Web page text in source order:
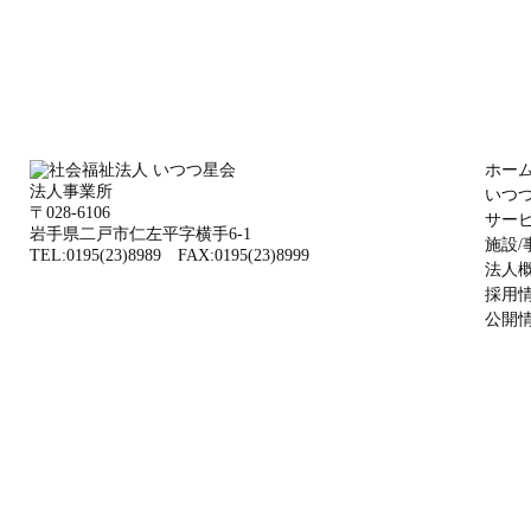
法人事業所
〒028-6106
岩手県二戸市仁左平字横手6-1
TEL:0195(23)8989 FAX:0195(23)8999
ホー
いつ
サー
施設/
法人
採用
公開